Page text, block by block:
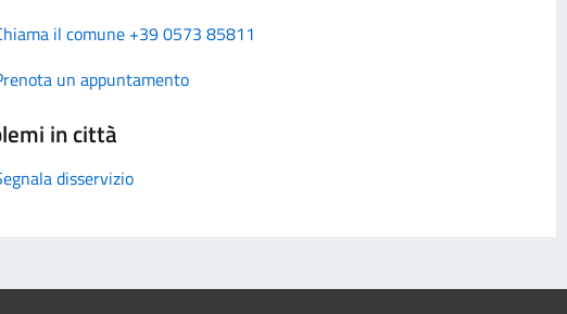
il comune +39 0573 85811
un appuntamento
in città
disservizio